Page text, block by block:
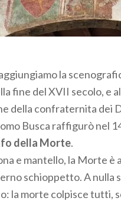
la
fine del XVII secolo, e
della confraternita dei
Busca raffigurò nel
della Morte.
e mantello, la Morte è
schioppetto. A nulla
la morte colpisce tutti,